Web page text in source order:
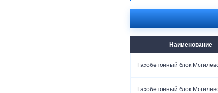
Наименование
Газобетонный блок
Газобетонный блок